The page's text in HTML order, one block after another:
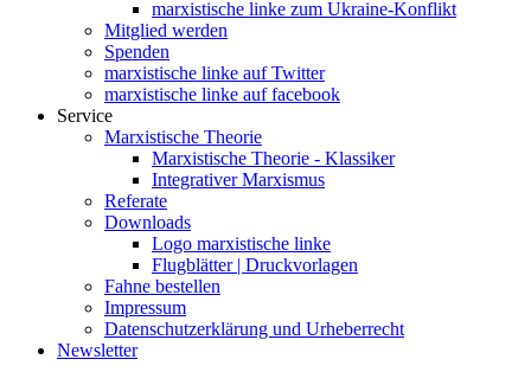
marxistische linke zum Ukraine-Konflikt
Mitglied werden
Spenden
marxistische linke auf Twitter
marxistische linke auf facebook
Service
Marxistische Theorie
Marxistische Theorie - Klassiker
Integrativer Marxismus
Referate
Downloads
Logo marxistische linke
Flugblätter | Druckvorlagen
Fahne bestellen
Impressum
Datenschutzerklärung und Urheberrecht
Newsletter